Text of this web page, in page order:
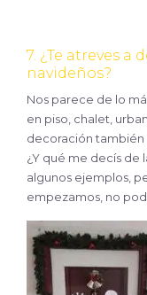
7. ¿Te atreves
navideños?
Nos parece de lo
en piso, chalet,
decoración también
¿Y qué me decís de
algunos ejemplos,
empezamos, no